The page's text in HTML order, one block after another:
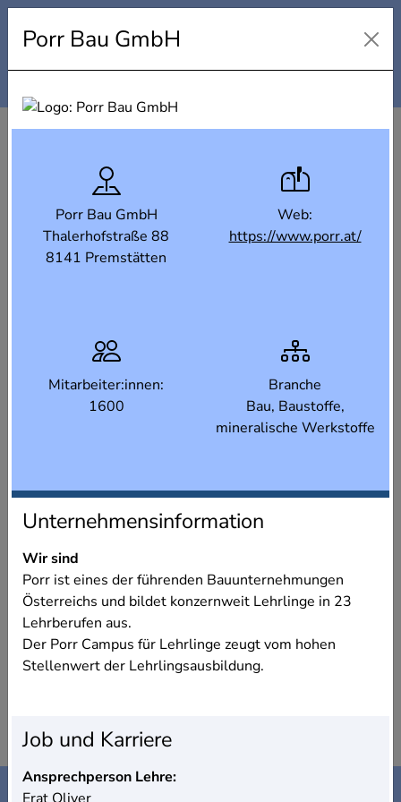
Karte Filter
Porr Bau GmbH
Porr Bau GmbH
Thalerhofstraße 88
8141 Premstätten
Web:
https://www.porr.at/
Mitarbeiter:innen:
1600
Branche
Bau, Baustoffe,
mineralische Werkstoffe
Unternehmensinformation
Wir sind
Porr ist eines der führenden Bauunternehmungen
Österreichs und bildet konzernweit Lehrlinge in 23
Lehrberufen aus.
Der Porr Campus für Lehrlinge zeugt vom hohen
Stellenwert der Lehrlingsausbildung.
Job und Karriere
Ansprechperson Lehre:
Kontakt Impressum